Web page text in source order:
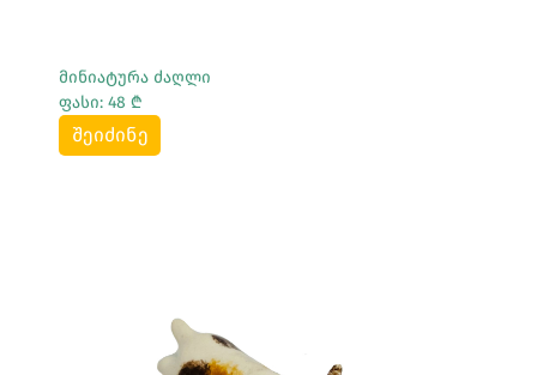
მინიატურა ძაღლი
ფასი: 48 ₾
შეიძინე